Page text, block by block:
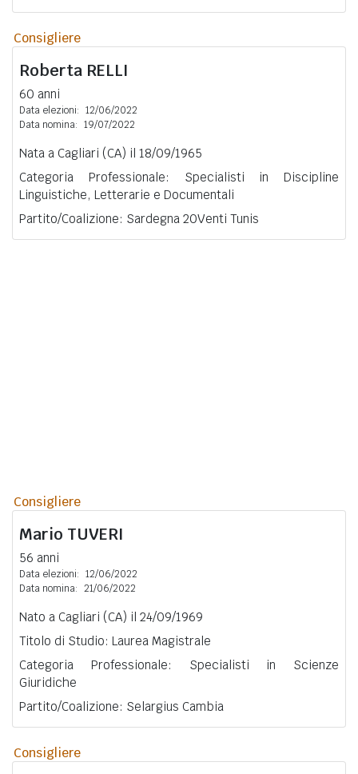
Consigliere
Roberta RELLI
60 anni
Data elezioni: 12/06/2022
Data nomina: 19/07/2022
Nata a Cagliari (CA) il 18/09/1965
Categoria Professionale: Specialisti in Discipline
Linguistiche, Letterarie e Documentali
Partito/Coalizione: Sardegna 20Venti Tunis
Consigliere
Mario TUVERI
56 anni
Data elezioni: 12/06/2022
Data nomina: 21/06/2022
Nato a Cagliari (CA) il 24/09/1969
Titolo di Studio: Laurea Magistrale
Categoria Professionale: Specialisti in Scienze
Giuridiche
Partito/Coalizione: Selargius Cambia
Consigliere